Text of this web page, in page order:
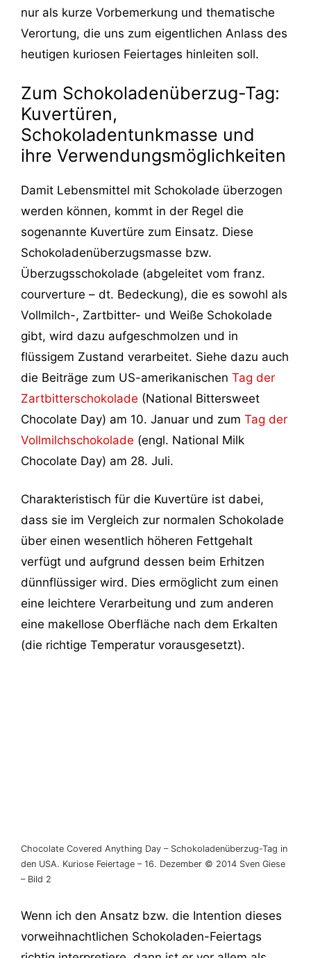
nur als kurze Vorbemerkung und thematische
Verortung, die uns zum eigentlichen Anlass des
heutigen kuriosen Feiertages hinleiten soll.
Zum Schokoladenüberzug-Tag:
Kuvertüren,
Schokoladentunkmasse und
ihre Verwendungsmöglichkeiten
Damit Lebensmittel mit Schokolade überzogen
werden können, kommt in der Regel die
sogenannte Kuvertüre zum Einsatz. Diese
Schokoladenüberzugsmasse bzw.
Überzugsschokolade (abgeleitet vom franz.
courverture – dt. Bedeckung), die es sowohl als
Vollmilch-, Zartbitter- und Weiße Schokolade
gibt, wird dazu aufgeschmolzen und in
flüssigem Zustand verarbeitet. Siehe dazu auch
die Beiträge zum US-amerikanischen Tag der
Zartbitterschokolade (National Bittersweet
Chocolate Day) am 10. Januar und zum Tag der
Vollmilchschokolade (engl. National Milk
Chocolate Day) am 28. Juli.
Charakteristisch für die Kuvertüre ist dabei,
dass sie im Vergleich zur normalen Schokolade
über einen wesentlich höheren Fettgehalt
verfügt und aufgrund dessen beim Erhitzen
dünnflüssiger wird. Dies ermöglicht zum einen
eine leichtere Verarbeitung und zum anderen
eine makellose Oberfläche nach dem Erkalten
(die richtige Temperatur vorausgesetzt).
Chocolate Covered Anything Day‬ – Schokoladenüberzug-Tag in
den USA. Kuriose Feiertage – 16. Dezember © 2014 Sven Giese
– Bild 2
Wenn ich den Ansatz bzw. die Intention dieses
vorweihnachtlichen Schokoladen-Feiertags